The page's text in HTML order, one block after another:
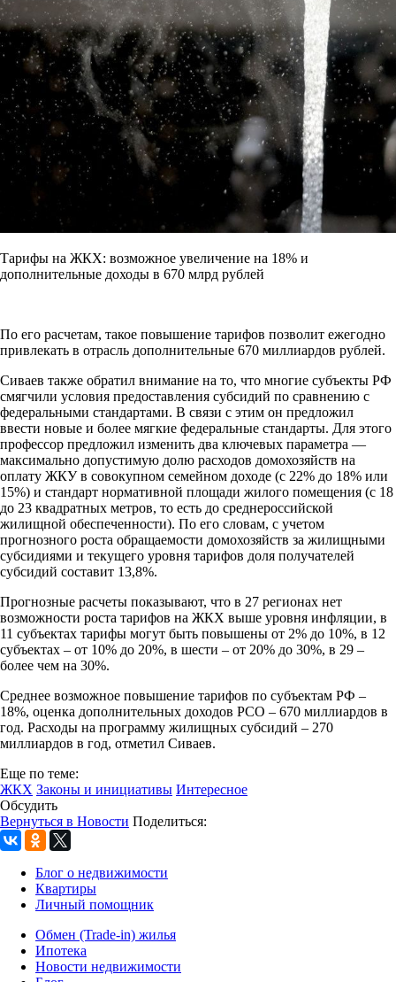
Тарифы на ЖКХ: возможное увеличение на 18% и
дополнительные доходы в 670 млрд рублей
По его расчетам, такое повышение тарифов позволит ежегодно
привлекать в отрасль дополнительные 670 миллиардов рублей.
Сиваев также обратил внимание на то, что многие субъекты РФ
смягчили условия предоставления субсидий по сравнению с
федеральными стандартами. В связи с этим он предложил
ввести новые и более мягкие федеральные стандарты. Для этого
профессор предложил изменить два ключевых параметра —
максимально допустимую долю расходов домохозяйств на
оплату ЖКУ в совокупном семейном доходе (с 22% до 18% или
15%) и стандарт нормативной площади жилого помещения (с 18
до 23 квадратных метров, то есть до среднероссийской
жилищной обеспеченности). По его словам, с учетом
прогнозного роста обращаемости домохозяйств за жилищными
субсидиями и текущего уровня тарифов доля получателей
субсидий составит 13,8%.
Прогнозные расчеты показывают, что в 27 регионах нет
возможности роста тарифов на ЖКХ выше уровня инфляции, в
11 субъектах тарифы могут быть повышены от 2% до 10%, в 12
субъектах – от 10% до 20%, в шести – от 20% до 30%, в 29 –
более чем на 30%.
Среднее возможное повышение тарифов по субъектам РФ –
18%, оценка дополнительных доходов РСО – 670 миллиардов в
год. Расходы на программу жилищных субсидий – 270
миллиардов в год, отметил Сиваев.
Еще по теме:
ЖКХ Законы и инициативы Интересное
Обсудить
Вернуться в Новости Поделиться:
Блог о недвижимости
Квартиры
Личный помощник
Обмен (Trade-in) жилья
Ипотека
Новости недвижимости